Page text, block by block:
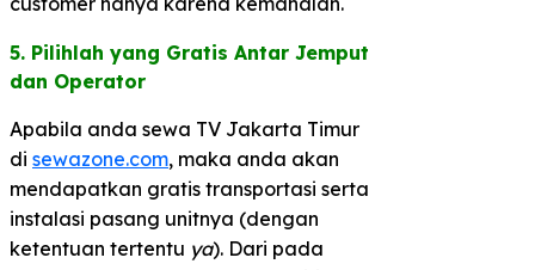
5. Pilihlah yang Gratis Antar Jemput
dan Operator​
Apabila anda sewa TV Jakarta Timur
di sewazone.com, maka anda akan
mendapatkan gratis transportasi serta
instalasi pasang unitnya (dengan
ketentuan tertentu ya). Dari pada